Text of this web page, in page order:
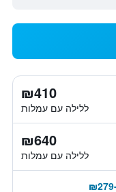
₪410
ללילה עם עמלות
₪640
ללילה עם עמלות